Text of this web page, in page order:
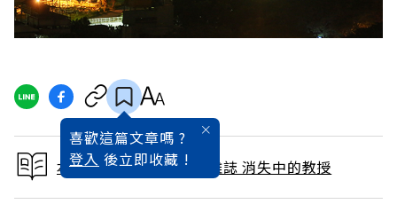
喜歡這篇文章嗎 ?
登入 後立即收藏 !
本文出自 2016 / 1月號雜誌 消失中的教授